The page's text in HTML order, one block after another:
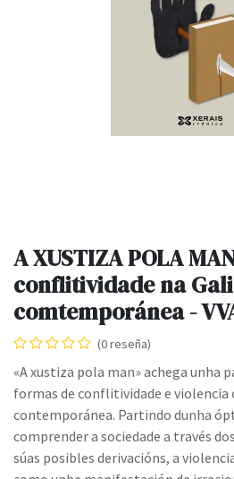
A XUSTIZA POLA
conflitividade na
comtemporánea -
(0 reseña)
«A xustiza pola man» achega unha
formas de conflitividade e violencia
contemporánea. Partindo dunha
comprender a sociedade a través
súas posibles derivacións, a